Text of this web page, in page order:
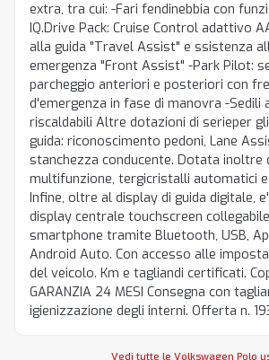
extra, tra cui: -Fari fendinebbia con
IQ.Drive Pack: Cruise Control adattivo
alla guida "Travel Assist" e ssistenza
emergenza "Front Assist" -Park Pilot:
parcheggio anteriori e posteriori con
d'emergenza in fase di manovra -Sedili
riscaldabili Altre dotazioni di serieper
guida: riconoscimento pedoni, Lane
stanchezza conducente. Dotata inoltre
multifunzione, tergicristalli automatici e
Infine, oltre al display di guida digitale,
display centrale touchscreen
smartphone tramite Bluetooth, USB,
Android Auto. Con accesso alle
del veicolo. Km e tagliandi certificati.
GARANZIA 24 MESI Consegna con
igienizzazione degli interni. Offerta n.
Vedi tutte le Volkswagen Polo